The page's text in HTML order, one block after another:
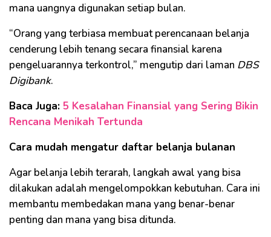
mana uangnya digunakan setiap bulan.
“Orang yang terbiasa membuat perencanaan belanja
cenderung lebih tenang secara finansial karena
pengeluarannya terkontrol,” mengutip dari laman DBS
Digibank.
Baca Juga: 5 Kesalahan Finansial yang Sering Bikin
Rencana Menikah Tertunda
Cara mudah mengatur daftar belanja bulanan
Agar belanja lebih terarah, langkah awal yang bisa
dilakukan adalah mengelompokkan kebutuhan. Cara ini
membantu membedakan mana yang benar-benar
penting dan mana yang bisa ditunda.